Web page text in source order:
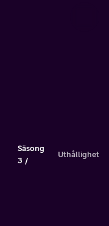
Säsong
3
Uthållighet